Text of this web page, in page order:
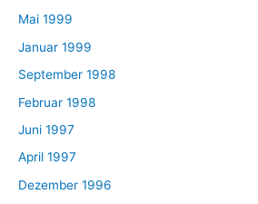
Mai 1999
Januar 1999
September 1998
Februar 1998
Juni 1997
April 1997
Dezember 1996